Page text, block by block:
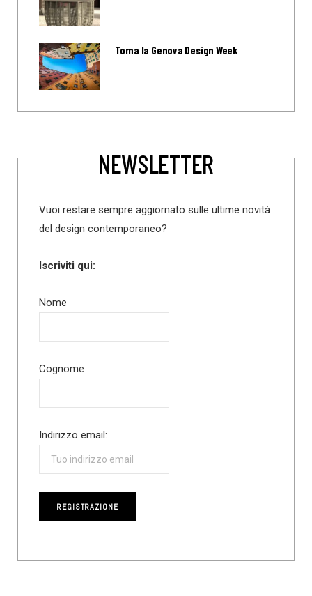
Torna la Genova Design Week
NEWSLETTER
Vuoi restare sempre aggiornato sulle ultime novità
del design contemporaneo?
Iscriviti qui:
Nome
Cognome
Indirizzo email: